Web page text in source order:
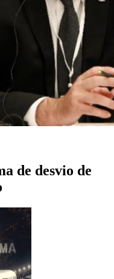
de desvio de